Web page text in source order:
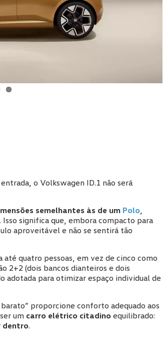
o Volkswagen ID.1 não será
semelhantes às de um Polo
significa que, embora compacto para
aproveitável e não se sentirá tão
até quatro pessoas, em vez de cinco como
2+2 (dois bancos dianteiros e dois
adotada para otimizar espaço individual de
proporcione conforto adequado aos
um carro elétrico citadino equilibrado:
dentro.